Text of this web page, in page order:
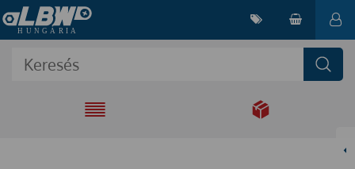
EGYÜTT A